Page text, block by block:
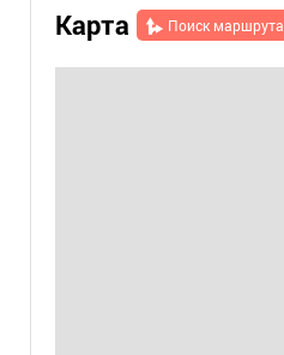
Карта Поиск маршрута